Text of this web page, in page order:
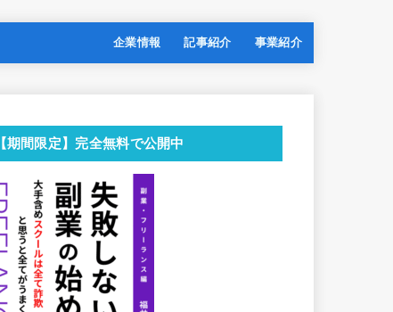
企業情報 記事紹介 事業紹介
【期間限定】完全無料で公開中